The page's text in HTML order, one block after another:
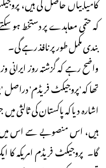
کہ حتمی معاہدے پر دستخط ہو
بندی مکمل طور پر نافذ رہے گی۔
واضح رہے کہ گزشتہ روز ایرانی
تھا کہ 'پروجیکٹ فریڈم'
اشارہ دیا کہ پاکستان کی
ہیں، اس منصوبے سے اس میں
گا۔ پروجیکٹ فریڈم امریکہ